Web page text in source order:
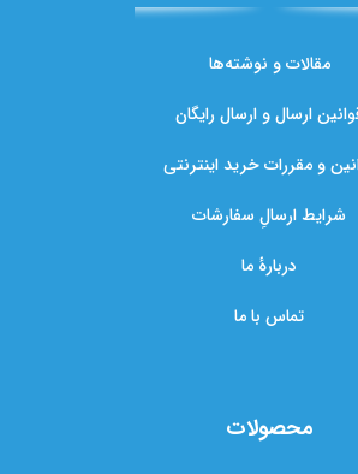
مقالات و نوشته‌ها
ارسال و ارسال رایگان
و مقررات خرید اینترنتی
شرایط ارسالِ سفارشات
دربارهٔ ما
تماس با ما
محصولات